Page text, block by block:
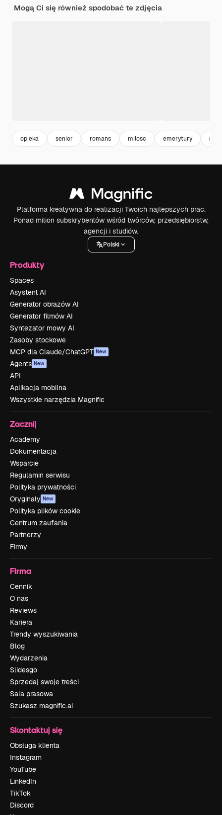
Mogą Ci się również spodobać te zdjęcia
opieka senior romans milosc emerytury
Platforma kreatywna do realizacji Twoich najlepszych prac.
Ponad milion subskrybentów wśród twórców, przedsiębiorstw,
agencji i studiów.
Polski
Produkty
Spaces
Asystent AI
Generator obrazów AI
Generator filmów AI
Syntezator mowy AI
Zasoby stockowe
MCP dla Claude/ChatGPT New
Agents New
API
Aplikacja mobilna
Wszystkie narzędzia Magnific
Zacznij
Academy
Dokumentacja
Wsparcie
Regulamin serwisu
Polityka prywatności
Oryginały New
Polityka plików cookie
Centrum zaufania
Partnerzy
Firmy
Firma
Cennik
O nas
Reviews
Kariera
Trendy wyszukiwania
Blog
Wydarzenia
Slidesgo
Sprzedaj swoje treści
Sala prasowa
Szukasz magnific.ai
Skontaktuj się
Obsługa klienta
Instagram
YouTube
LinkedIn
TikTok
Discord